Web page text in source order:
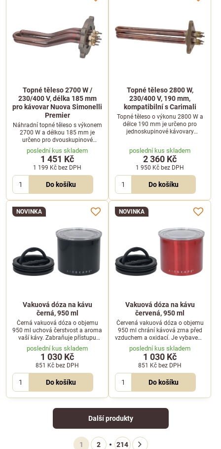
Topné těleso 2700 W /
230/400 V, délka 185 mm
pro kávovar Nuova Simonelli
Premier
Náhradní topné těleso s výkonem
2700 W a délkou 185 mm je
určeno pro dvouskupinové
profesionální kávovary.
Kompatibilní s modely Nuova
Simonelli Premier.
poslední kus skladem
1 451 Kč
1 199 Kč bez DPH
Do košíku
Topné těleso 2800 W,
230/400 V, 190 mm,
kompatibilní s Carimali
Topné těleso o výkonu 2800 W a
délce 190 mm je určeno pro
jednoskupinové kávovary
poslední kus skladem
2 360 Kč
1 950 Kč bez DPH
Do košíku
NOVINKA
Vakuová dóza na kávu
černá, 950 ml
Černá vakuová dóza o objemu
950 ml uchová čerstvost a aroma
vaší kávy. Zabraňuje přístupu
vzduchu, disponuje těsnicí zátkou
s ventilem a protiskluzovým
dnem.
poslední kus skladem
1 030 Kč
851 Kč bez DPH
Do košíku
NOVINKA
Vakuová dóza na kávu
červená, 950 ml
Červená vakuová dóza o objemu
950 ml chrání kávová zrna před
vzduchem a oxidací. Je vybavena
plastovou zátkou s ventilem,
těsněním a protiskluzovým
dnem.
poslední kus skladem
1 030 Kč
851 Kč bez DPH
Do košíku
Další produkty
1 2 214